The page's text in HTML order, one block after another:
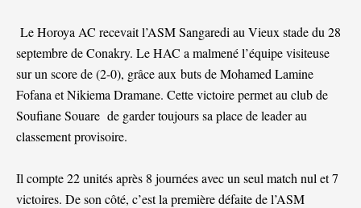
Le Horoya AC recevait l’ASM Sangaredi au Vieux stade du 28
septembre de Conakry. Le HAC a malmené l’équipe visiteuse
sur un score de (2-0), grâce aux buts de Mohamed Lamine
Fofana et Nikiema Dramane. Cette victoire permet au club de
Soufiane Souare de garder toujours sa place de leader au
classement provisoire.
Il compte 22 unités après 8 journées avec un seul match nul et 7
victoires. De son côté, c’est la première défaite de l’ASM